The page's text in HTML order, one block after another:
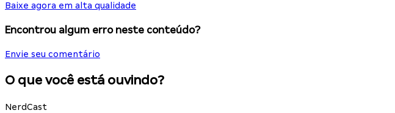
Baixe agora em alta qualidade
Encontrou algum erro neste conteúdo?
Envie seu comentário
O que você está ouvindo?
NerdCast